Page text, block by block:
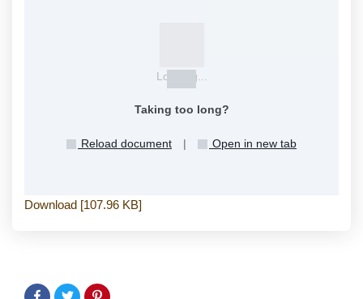
Loading...
Taking too long?
Reload document | Open in new tab
Download [107.96 KB]